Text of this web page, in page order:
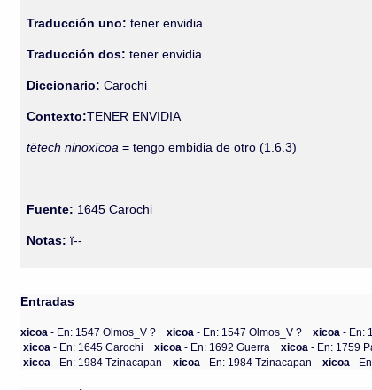
Traducción uno: tener envidia
Traducción dos: tener envidia
Diccionario:Carochi
Contexto:TENER ENVIDIA
tëtech ninoxïcoa= tengo embidia de otro (1.6.3)
Fuente: 1645 Carochi
Notas: ï--
Entradas
xicoa- En: 1547 Olmos_V ? xicoa- En: 1547 Olmos_V ? xicoa- En:
xicoa- En: 1645 Carochi xicoa- En: 1692 Guerra xicoa- En: 1759
xicoa- En: 1984 Tzinacapan xicoa- En: 1984 Tzinacapan xicoa-